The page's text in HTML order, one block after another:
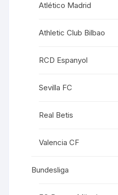
Atlético Madrid
Athletic Club Bilbao
RCD Espanyol
Sevilla FC
Real Betis
Valencia CF
Bundesliga